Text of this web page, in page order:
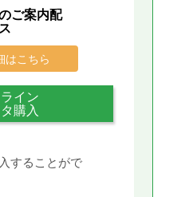
ご案内配
はこちら
イン
購入
することがで